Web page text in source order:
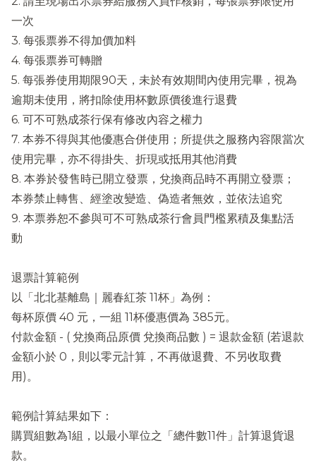
一次
3. 每張票券不得加價加料
4. 每張票券可轉贈
5. 每張券使用期限90天，未於有效期間內使用完畢，視為
逾期未使用，將扣除使用杯數原價後進行退費
6. 可不可熟成茶行保有修改內容之權力
7. 本券不得與其他優惠合併使用；所提供之服務內容限當次
使用完畢，亦不得掛失、折現或抵用其他消費
8. 本券於發售時已開立發票，兌換商品時不再開立發票；
本券禁止轉售、經塗改變造、偽造者無效，並依法追究
9. 本票券恕不參與可不可熟成茶行會員門檻累積及集點活
動
退票計算範例
以「北北基離島｜麗春紅茶 11杯」為例：
每杯原價 40 元，一組 11杯優惠價為 385元。
付款金額 - ( 兌換商品原價 兌換商品數 ) = 退款金額 (若退款
金額小於 0，則以零元計算，不再做退費、不另收取費
用)。
範例計算結果如下：
購買組數為1組，以最小單位之「總件數11件」計算退貨退
款。